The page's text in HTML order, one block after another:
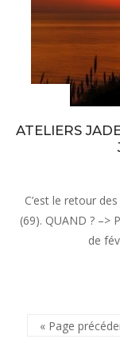
ATELIERS
C’est le retour
(69). QUAND ? –>
de
« Page